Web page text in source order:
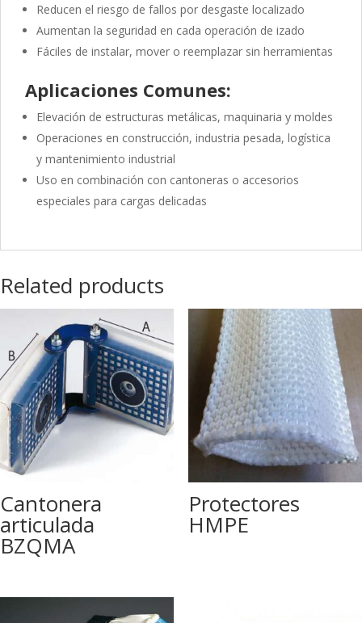
Reducen el riesgo de fallos por desgaste localizado
Aumentan la seguridad en cada operación de izado
Fáciles de instalar, mover o reemplazar sin herramientas
Aplicaciones Comunes:
Elevación de estructuras metálicas, maquinaria y moldes
Operaciones en construcción, industria pesada, logística
y mantenimiento industrial
Uso en combinación con cantoneras o accesorios
especiales para cargas delicadas
Related products
Cantonera
articulada
BZQMA
Protectores
HMPE